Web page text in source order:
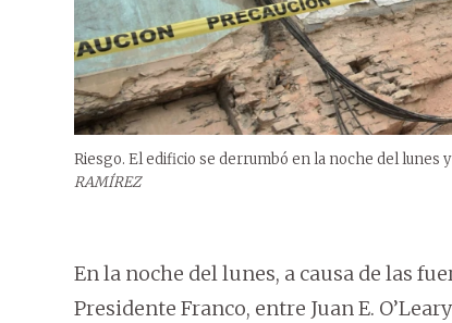
Riesgo. El edificio se derrumbó en la noche del lunes
RAMÍREZ
En la noche del lunes, a causa de las
Presidente Franco, entre Juan E.